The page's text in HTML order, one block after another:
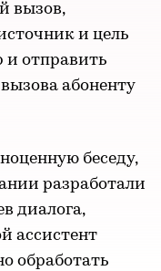
вызов,
и цель
и отправить
абоненту
беседу,
разработали
диалога,
ассистент
обработать